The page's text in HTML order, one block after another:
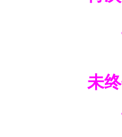
五
六
未终
七